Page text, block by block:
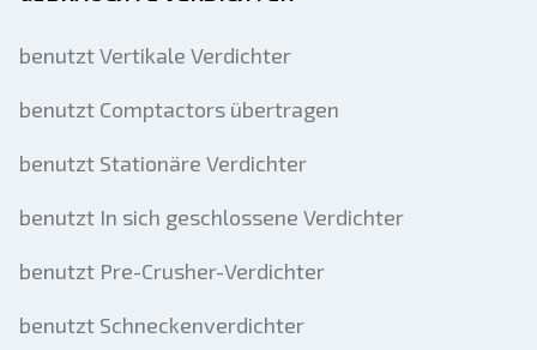
benutzt Vertikale Verdichter
benutzt Comptactors übertragen
benutzt Stationäre Verdichter
benutzt In sich geschlossene Verdichter
benutzt Pre-Crusher-Verdichter
benutzt Schneckenverdichter